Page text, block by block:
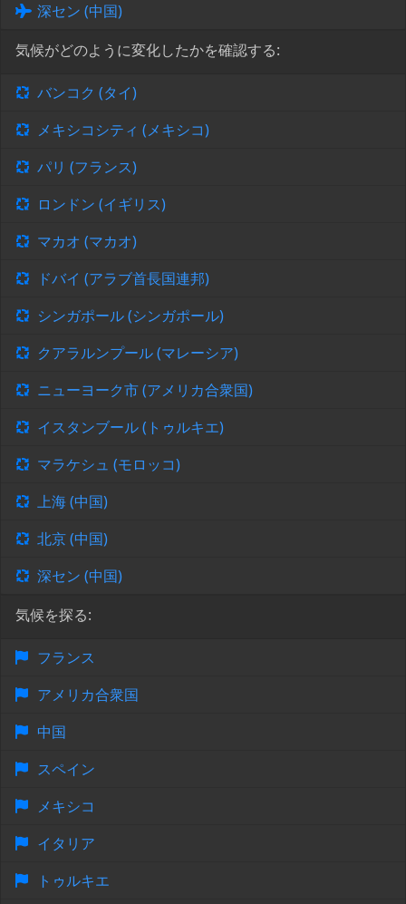
深セン (中国)
気候がどのように変化したかを確認する:
バンコク (タイ)
メキシコシティ (メキシコ)
パリ (フランス)
ロンドン (イギリス)
マカオ (マカオ)
ドバイ (アラブ首長国連邦)
シンガポール (シンガポール)
クアラルンプール (マレーシア)
ニューヨーク市 (アメリカ合衆国)
イスタンブール (トゥルキエ)
マラケシュ (モロッコ)
上海 (中国)
北京 (中国)
深セン (中国)
気候を探る:
フランス
アメリカ合衆国
中国
スペイン
メキシコ
イタリア
トゥルキエ